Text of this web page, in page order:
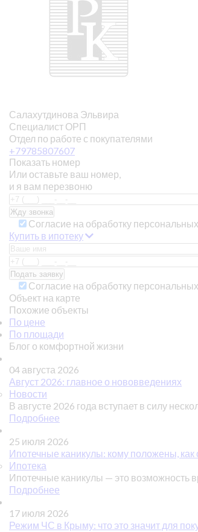
Салахутдинова Эльвира
Специалист ОРП
Отдел по работе с покупателями
+79785807607
Показать номер
Или оставьте ваш номер,
и я вам перезвоню
Согласие на обработку
Купить в ипотеку
Согласие на обработку
Объект на карте
Похожие объекты
По цене
По площади
Блог о комфортной жизни
04 августа 2026
Август 2026: главное о нововведениях
Новости
В августе 2026 года вступает в силу
Подробнее
25 июля 2026
Ипотечные каникулы: кому положены, как
Ипотека
Ипотечные каникулы — это
Подробнее
17 июля 2026
Режим ЧС в Крыму: что это значит для